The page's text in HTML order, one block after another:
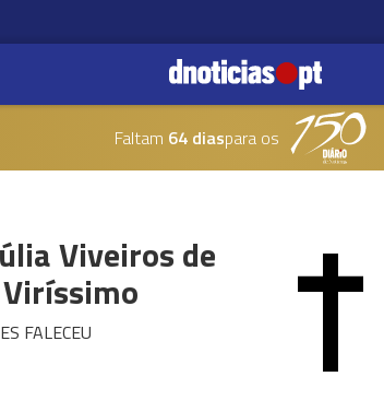
Faltam 64 diaspara os
Viveiros de
FALECEU